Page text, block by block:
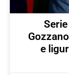
e